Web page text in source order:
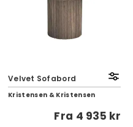
Velvet Sofabord
Kristensen & Kristensen
Fra 4 935 kr